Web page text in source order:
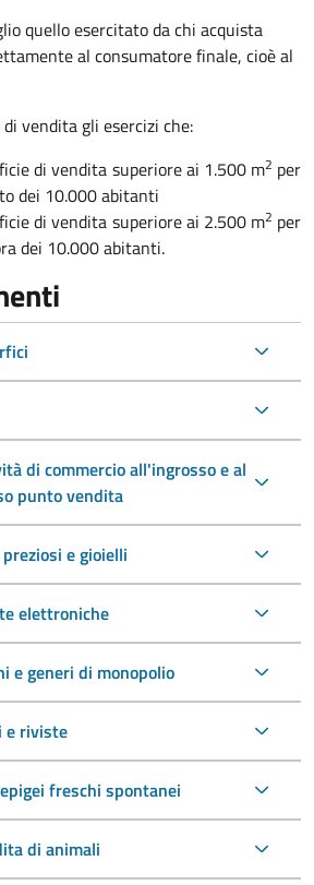
quello esercitato da chi acquista
al consumatore finale, cioè al
vendita gli esercizi che:
di vendita superiore ai 1.500 m2 per
dei 10.000 abitanti
di vendita superiore ai 2.500 m2 per
dei 10.000 abitanti.
di commercio all'ingrosso e al
punto vendita
e gioielli
elettroniche
e generi di monopolio
e riviste
freschi spontanei
di animali